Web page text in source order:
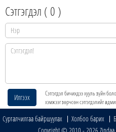
Сэтгэгдэл ( 0 )
Илгээх
Сэтгэгдэл бичихдээ хууль зүйн
хэмжээг зөрчсөн сэтгэгдэлийг
Сурталчилгаа байршуулах Холбоо барих